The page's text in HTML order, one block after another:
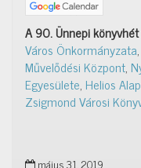
A 90. Ünnepi
Város Önkormányzata,
Művelődési Központ,
Egyesülete, Helios
Zsigmond Városi
május 31, 2019